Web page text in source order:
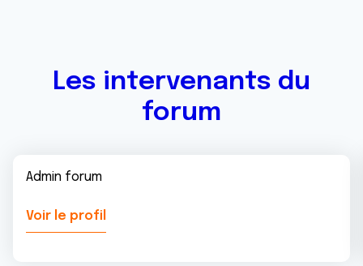
Les intervenants du
forum
Admin forum
Voir le profil